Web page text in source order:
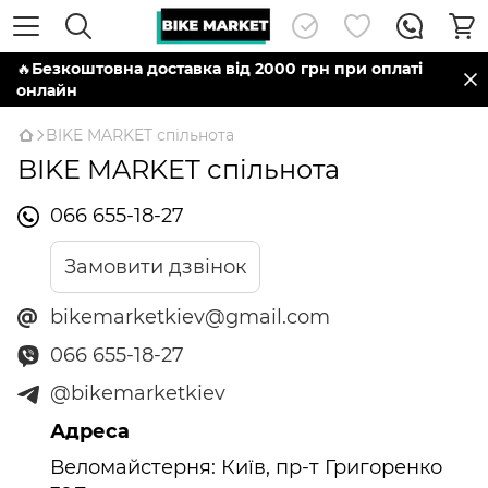
🔥Безкоштовна доставка від 2000 грн при оплаті
онлайн
BIKE MARKET спільнота
BIKE MARKET спільнота
066 655-18-27
Замовити дзвінок
bikemarketkiev@gmail.com
066 655-18-27
@bikemarketkiev
Адреса
Веломайстерня: Київ, пр-т Григоренко